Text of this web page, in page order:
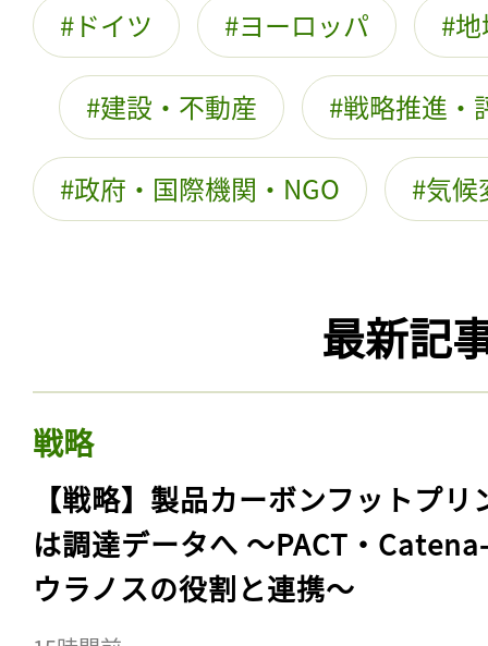
ドイツ ヨーロッパ
建設・不動産 戦略推進・
政府・国際機関・NGO 気候
最新記
戦略
【戦略】製品カーボンフットプリ
は調達データへ 〜PACT・
ウラノスの役割と連携〜